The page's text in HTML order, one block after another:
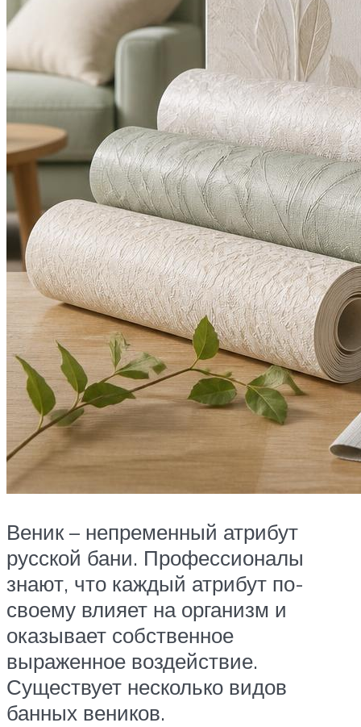
Веник – непременный атрибут
русской бани. Профессионалы
знают, что каждый атрибут по-
своему влияет на организм и
оказывает собственное
выраженное воздействие.
Существует несколько видов
банных веников.